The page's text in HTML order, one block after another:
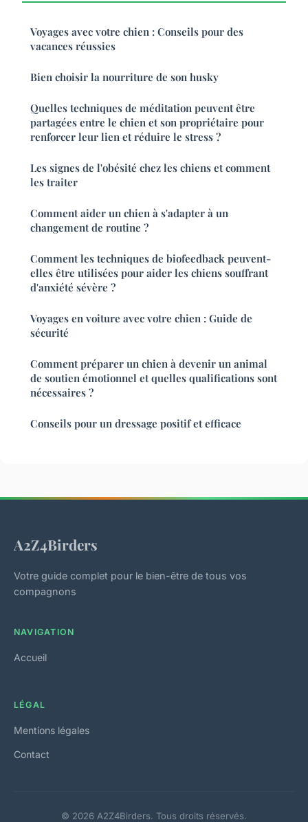
Voyages avec votre chien : Conseils pour des
vacances réussies
Bien choisir la nourriture de son husky
Quelles techniques de méditation peuvent être
partagées entre le chien et son propriétaire pour
renforcer leur lien et réduire le stress ?
Les signes de l'obésité chez les chiens et comment
les traiter
Comment aider un chien à s'adapter à un
changement de routine ?
Comment les techniques de biofeedback peuvent-
elles être utilisées pour aider les chiens souffrant
d'anxiété sévère ?
Voyages en voiture avec votre chien : Guide de
sécurité
Comment préparer un chien à devenir un animal
de soutien émotionnel et quelles qualifications sont
nécessaires ?
Conseils pour un dressage positif et efficace
A2Z4Birders
Votre guide complet pour le bien-être de tous vos
compagnons
NAVIGATION
Accueil
LÉGAL
Mentions légales
Contact
© 2026 A2Z4Birders. Tous droits réservés.